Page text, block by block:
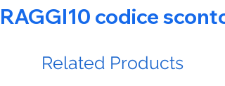
RAGGI10 codice
Related Products